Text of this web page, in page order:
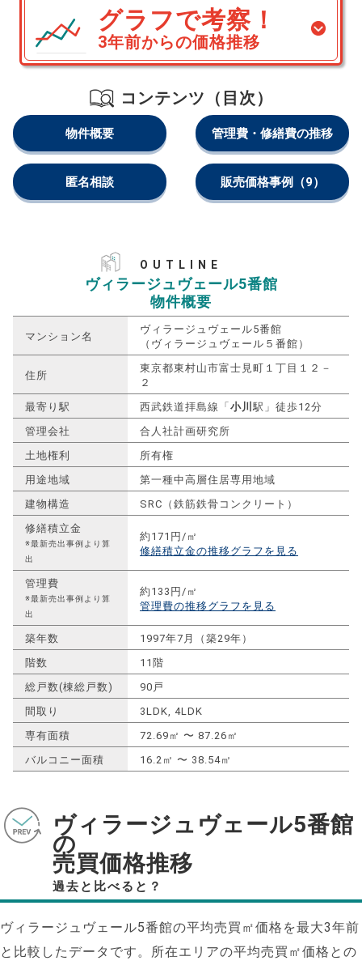
グラフで考察！
3年前からの価格推移
コンテンツ（目次）
物件概要 管理費・修繕費の推移
匿名相談 販売価格事例 （9）
OUTLINE
ヴィラージュヴェール5番館
物件概要
マンション名
ヴィラージュヴェール5番館
（ヴィラージュヴェール５番館）
住所
東京都東村山市富士見町１丁目１２－
２
最寄り駅
西武鉄道拝島線「小川 駅」徒歩12分
管理会社
合人社計画研究所
土地権利
所有権
用途地域
第一種中高層住居専用地域
建物構造
SRC（鉄筋鉄骨コンクリート）
修繕積立金
※最新売出事例より算
出
約171円/㎡
修繕積立金の推移グラフを見る
管理費
※最新売出事例より算
出
約133円/㎡
管理費の推移グラフを見る
築年数
1997年7月（築29年）
階数
11階
総戸数(棟総戸数)
90戸
間取り
3LDK, 4LDK
専有面積
72.69㎡ 〜 87.26㎡
バルコニー面積
16.2㎡ 〜 38.54㎡
ヴィラージュヴェール5番館
の
売買価格推移
過去と比べると？
ヴィラージュヴェール5番館の平均売買㎡価格を最大3年前
と比較したデータです。所在エリアの平均売買㎡価格との